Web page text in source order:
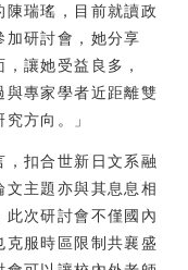
瑞瑤，目前就讀政
加研討會，她分享
讓她受益良多，
與專家學者近距離雙
方向。」
扣合世新日文系融
主題亦與其息息相
次研討會不僅國內
服時區限制共襄盛